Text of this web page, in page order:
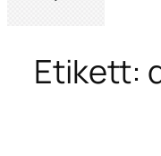
Etikett: